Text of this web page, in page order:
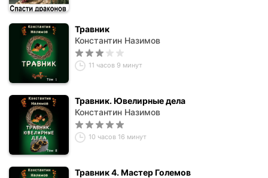
Травник
Константин Назимов
11 часов 9 минут
Травник. Ювелирные дела
Константин Назимов
10 часов 16 минут
Травник 4. Мастер Големов